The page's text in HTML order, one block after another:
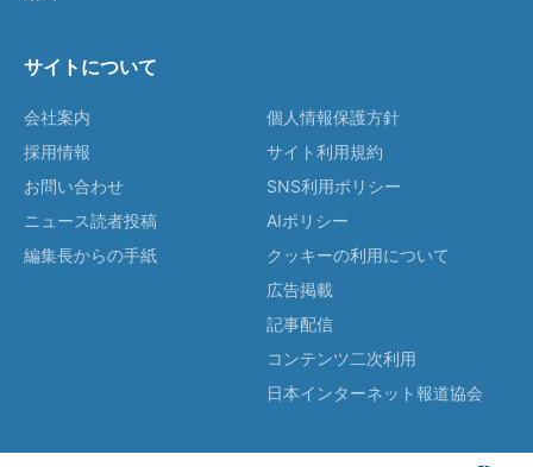
サイトについて
会社案内
採用情報
お問い合わせ
ニュース読者投稿
編集長からの手紙
個人情報保護方針
サイト利用規約
SNS利用ポリシー
AIポリシー
クッキーの利用について
広告掲載
記事配信
コンテンツ二次利用
日本インターネット報道協会